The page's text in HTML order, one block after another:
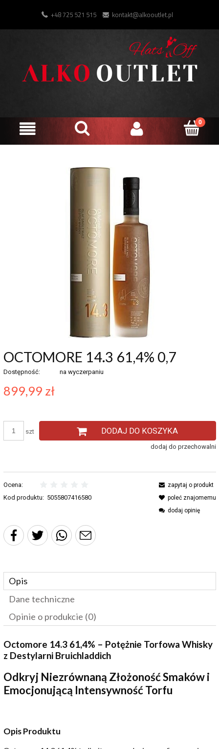
+48 725 521 515 kontakt@alkooutlet.pl
OCTOMORE 14.3 61,4% 0,7
Dostępność: na wyczerpaniu
899,99 zł
szt DODAJ DO KOSZYKA
dodaj do przechowalni
Ocena:
Kod produktu: 5055807416580
zapytaj o produkt
poleć znajomemu
dodaj opinię
Opis
Dane techniczne
Opinie o produkcie (0)
Octomore 14.3 61,4% – Potężnie Torfowa Whisky
z Destylarni Bruichladdich
Odkryj Niezrównaną Złożoność Smaków i
Emocjonującą Intensywność Torfu
Opis Produktu